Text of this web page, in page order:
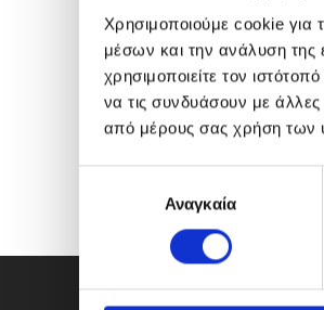
Χρησιμοποιούμε cookie για
μέσων και την ανάλυση της
χρησιμοποιείτε τον
να τις συνδυάσουν με
από μέρους σας χρήση των
λ
Αναγκαία